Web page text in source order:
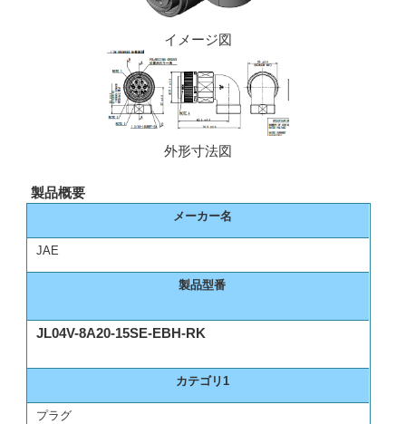
イメージ図
外形寸法図
製品概要
メーカー名
JAE
製品型番
JL04V-8A20-15SE-EBH-RK
カテゴリ1
プラグ